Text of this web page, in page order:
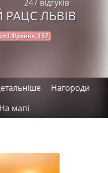
247 відгуків
ЛЬВІВ
157
Нагороди
На мапі